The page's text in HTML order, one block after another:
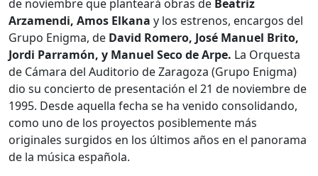
de noviembre que planteará obras de Beatriz
Arzamendi, Amos Elkana y los estrenos, encargos del
Grupo Enigma, de David Romero, José Manuel Brito,
Jordi Parramón, y Manuel Seco de Arpe. La Orquesta
de Cámara del Auditorio de Zaragoza (Grupo Enigma)
dio su concierto de presentación el 21 de noviembre de
1995. Desde aquella fecha se ha venido consolidando,
como uno de los proyectos posiblemente más
originales surgidos en los últimos años en el panorama
de la música española.